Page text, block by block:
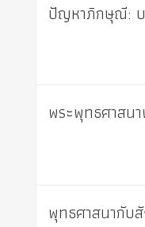
ปัญหาภิกษุณี:
พระพุทธศาสน
พุทธศาสนากับ